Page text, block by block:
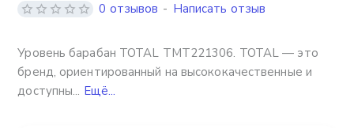
Уровень барабан TOTAL TMT221306. TOTAL — это
бренд, ориентированный на высококачественные и
доступны... Ещё...
0 отзывов - Написать отзыв